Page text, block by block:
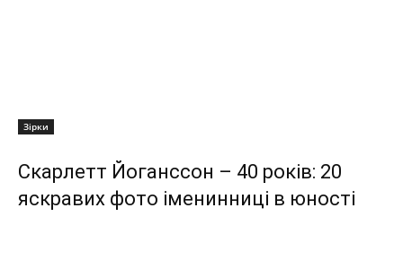
Зірки
Скарлетт Йоганссон – 40 років: 20
яскравих фото іменинниці в юності